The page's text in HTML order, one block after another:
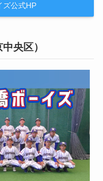
ズ公式HP
央区）